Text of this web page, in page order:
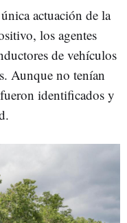
actuación de la
los agentes
de vehículos
Aunque no tenían
identificados y